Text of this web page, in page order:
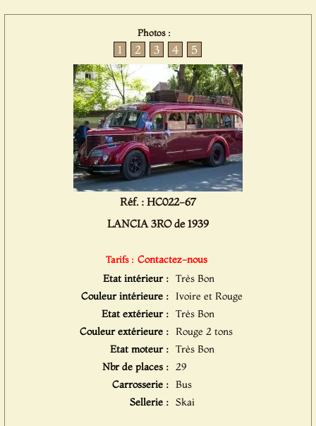
Photos :
1 2 3 4 5
Réf. : HC022-67
LANCIA 3RO de 1939
Tarifs : Contactez-nous
Etat intérieur : Très Bon
Couleur intérieure : Ivoire et Rouge
Etat extérieur : Très Bon
Couleur extérieure : Rouge 2 tons
Etat moteur : Très Bon
Nbr de places : 29
Carrosserie : Bus
Sellerie : Skai